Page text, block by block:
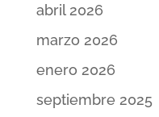
abril 2026
marzo 2026
enero 2026
septiembre 2025